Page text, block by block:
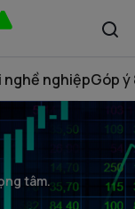
nghề nghiệpGóp ý
tâm.